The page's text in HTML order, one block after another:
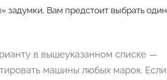
задумки, Вам предстоит выбрать один
в вышеуказанном списке —
машины любых марок. Если